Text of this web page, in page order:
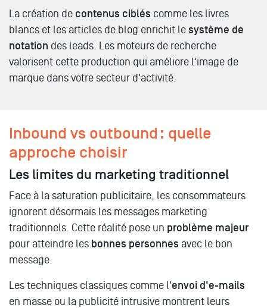
La création de contenus ciblés comme les livres
blancs et les articles de blog enrichit le système de
notation des leads. Les moteurs de recherche
valorisent cette production qui améliore l'image de
marque dans votre secteur d'activité.
Inbound vs outbound : quelle
approche choisir
Les limites du marketing traditionnel
Face à la saturation publicitaire, les consommateurs
ignorent désormais les messages marketing
traditionnels. Cette réalité pose un problème majeur
pour atteindre les bonnes personnes avec le bon
message.
Les techniques classiques comme l'envoi d'e-mails
en masse ou la publicité intrusive montrent leurs